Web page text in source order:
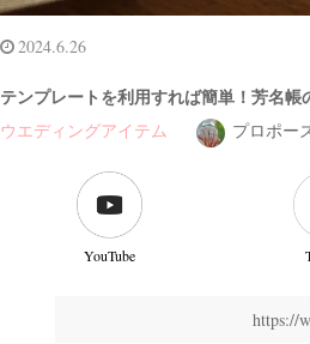
2024.6.26
テンプレートを利用すれば簡単！芳名帳
ウエディングアイテム プロポー
YouTube
https://